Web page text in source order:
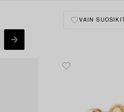
VAIN SUOSIKIT